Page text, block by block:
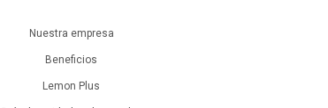
Nuestra empresa
Beneficios
Lemon Plus